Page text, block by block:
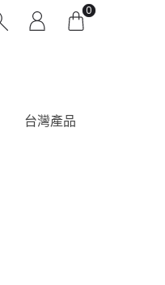
0
台灣產品